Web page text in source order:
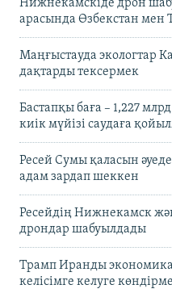
Нижнекамскіде дрон
арасында Өзбекстан мен
Маңғыстауда экологтар
дақтарды тексермек
Бастапқы баға – 1,227
киік мүйізі саудаға
Ресей Сумы қаласын
адам зардап шеккен
Ресейдің Нижнекамск
дрондар шабуылдады
Трамп Иранды
келісімге келуге